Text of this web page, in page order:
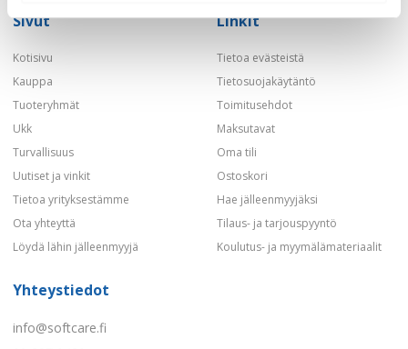
Sivut
Kotisivu
Kauppa
Tuoteryhmät
Ukk
Turvallisuus
Uutiset ja vinkit
Tietoa yrityksestämme
Ota yhteyttä
Löydä lähin jälleenmyyjä
Linkit
Tietoa evästeistä
Tietosuojakäytäntö
Toimitusehdot
Maksutavat
Oma tili
Ostoskori
Hae jälleenmyyjäksi
Tilaus- ja tarjouspyyntö
Koulutus- ja myymälämateriaalit
Yhteystiedot
info@softcare.fi